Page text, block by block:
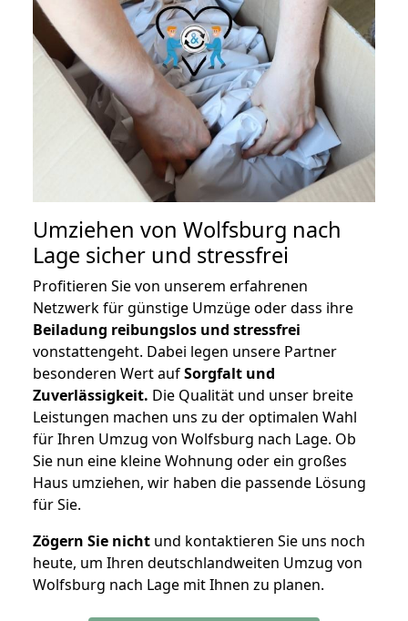
Umziehen von Wolfsburg nach
Lage sicher und stressfrei
Profitieren Sie von unserem erfahrenen
Netzwerk für günstige Umzüge oder dass ihre
Beiladung reibungslos und stressfrei
vonstattengeht. Dabei legen unsere Partner
besonderen Wert aufSorgfalt und
Zuverlässigkeit. Die Qualität und unser breite
Leistungen machen uns zu der optimalen Wahl
für Ihren Umzug von Wolfsburg nach Lage. Ob
Sie nun eine kleine Wohnung oder ein großes
Haus umziehen, wir haben die passende Lösung
für Sie.
Zögern Sie nicht und kontaktieren Sie uns noch
heute, um Ihren deutschlandweiten Umzug von
Wolfsburg nach Lage mit Ihnen zu planen.